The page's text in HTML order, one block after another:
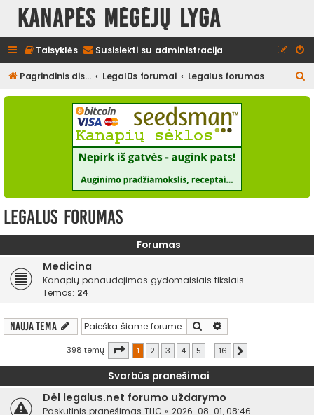
Kanapės mėgėjų lyga
Taisyklės Susisiekti su administracija
Pagrindinis diskusijų puslapis Legalūs forumai Legalus forumas
e
Legalus forumas
Forumas
Medicina
Kanapių panaudojimas gydomaisiais tikslais.
Temos: 24
Nauja tema Ieškoti
398 temų Puslapis iš 16
1 2 3 4 5 … 16
Svarbūs pranešimai
Dėl legalus.net forumo uždarymo
Paskutinis pranešimas THC « 2026-08-01, 08:46